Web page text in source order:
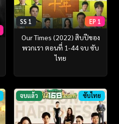
SS 1 EP 1
Our Times (2022) สิบปีของ
พวกเรา ตอนที่ 1-44 จบ ซับ
ไทย
จบแล้ว ซับไทย